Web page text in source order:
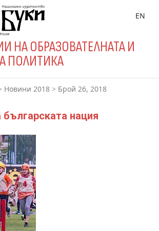
НА ОБРАЗОВАТЕЛНАТА И
ПОЛИТИКА
EN
Новини 2018 > Брой 26, 2018
нация